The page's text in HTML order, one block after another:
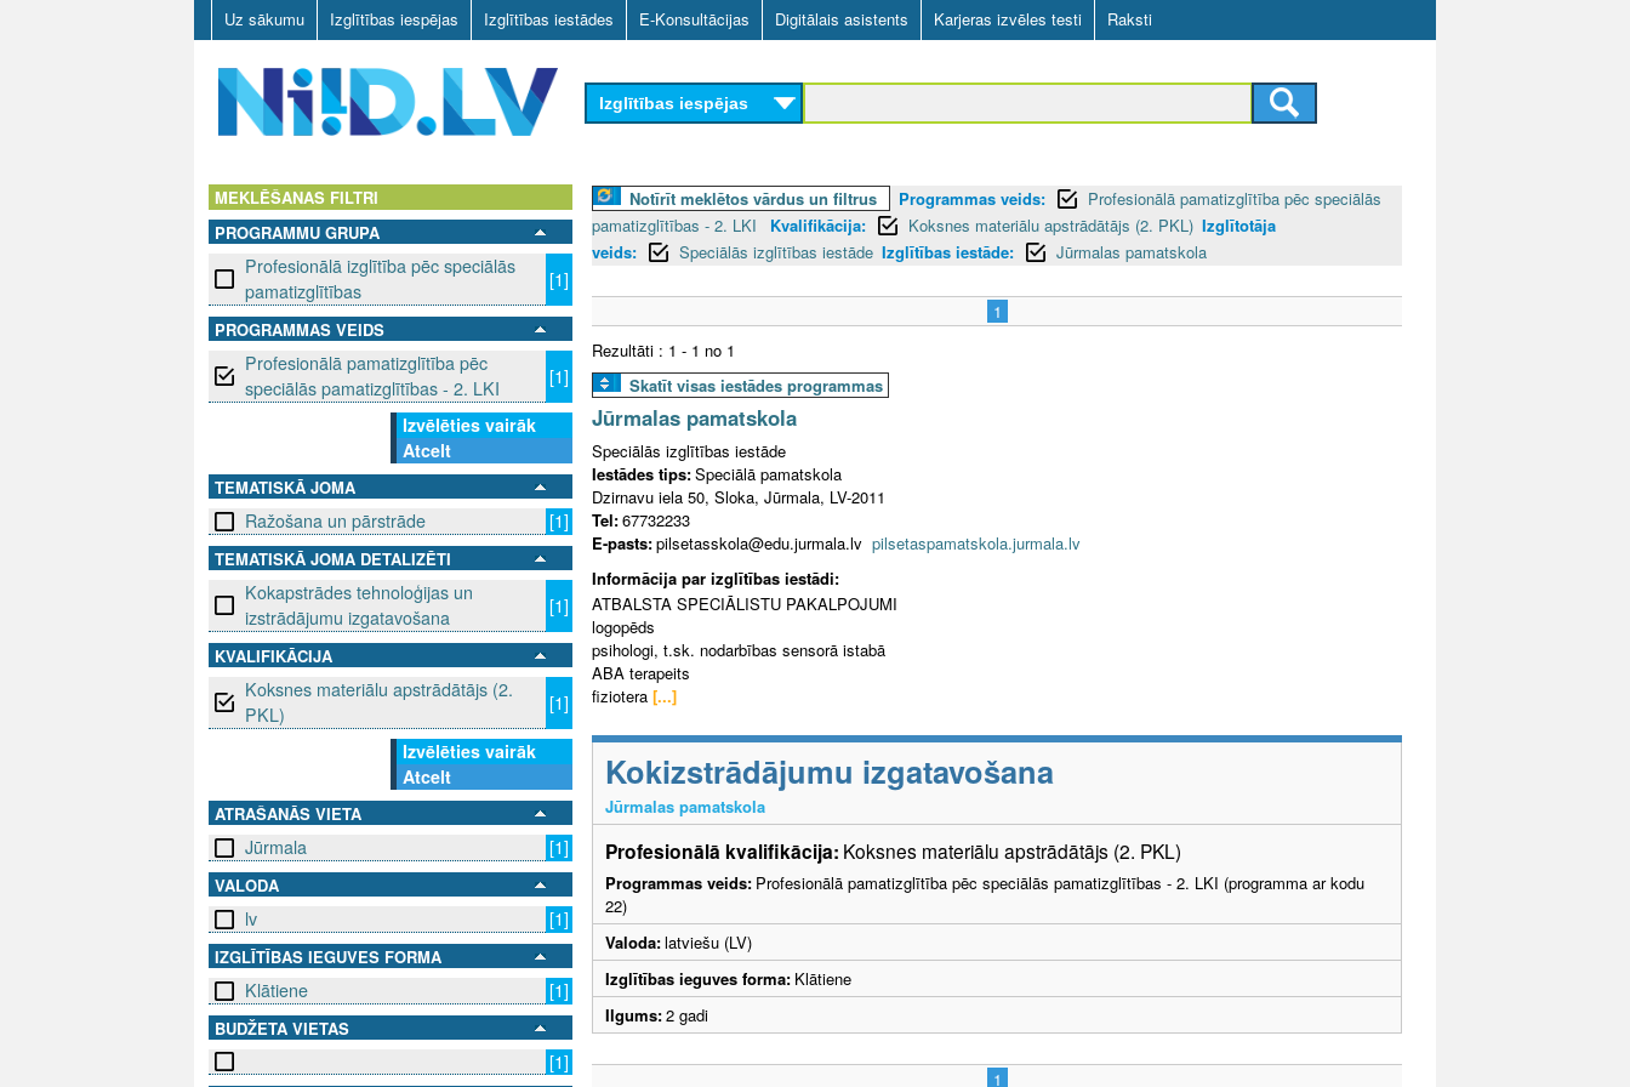
Skip
to
main
content
Uz sākumu Izglītības iespējas Izglītības iestādes E-Konsultācijas Digitālais asistents Karjeras izvēles testi Raksti
D
L
Izglītības iespējas
MEKLĒŠANAS FILTRI
PROGRAMMU GRUPA
Profesionālā izglītība pēc speciālās
pamatizglītības
[1]
PROGRAMMAS VEIDS
Profesionālā pamatizglītība pēc
speciālās pamatizglītības - 2. LKI
[1]
Izvēlēties vairāk
Atcelt
TEMATISKĀ JOMA
Ražošana un pārstrāde [1]
TEMATISKĀ JOMA DETALIZĒTI
Kokapstrādes tehnoloģijas un
izstrādājumu izgatavošana
[1]
KVALIFIKĀCIJA
Koksnes materiālu apstrādātājs (2.
PKL)
[1]
Izvēlēties vairāk
Atcelt
ATRAŠANĀS VIETA
Jūrmala [1]
VALODA
lv [1]
IZGLĪTĪBAS IEGUVES FORMA
Klātiene [1]
BUDŽETA VIETAS
[1]
Notīrīt meklētos vārdus un filtrus Programmas veids:
Profesionālā pamatizglītība pēc speciālās
pamatizglītības - 2. LKI
Kvalifikācija: Koksnes materiālu apstrādātājs (2. PKL) Izglītotāja
veids:
Speciālās izglītības iestāde Izglītības iestāde: Jūrmalas pamatskola
1
Rezultāti : 1 - 1 no 1
Skatīt visas iestādes programmas
Jūrmalas pamatskola
Speciālās izglītības iestāde
Iestādes tips:Speciālā pamatskola
Dzirnavu iela 50, Sloka, Jūrmala, LV-2011
Tel:67732233
E-pasts:pilsetasskola@edu.jurmala.lv pilsetaspamatskola.jurmala.lv
Informācija par izglītības iestādi:
ATBALSTA SPECIĀLISTU PAKALPOJUMI
logopēds
psihologi, t.sk. nodarbības sensorā istabā
ABA terapeits
fiziotera [...]
Kokizstrādājumu izgatavošana
Jūrmalas pamatskola
Profesionālā kvalifikācija: Koksnes materiālu apstrādātājs (2. PKL)
Programmas veids: Profesionālā pamatizglītība pēc speciālās pamatizglītības - 2. LKI (programma ar kodu
22)
Valoda:latviešu (LV)
Izglītības ieguves forma: Klātiene
Ilgums:2 gadi
1